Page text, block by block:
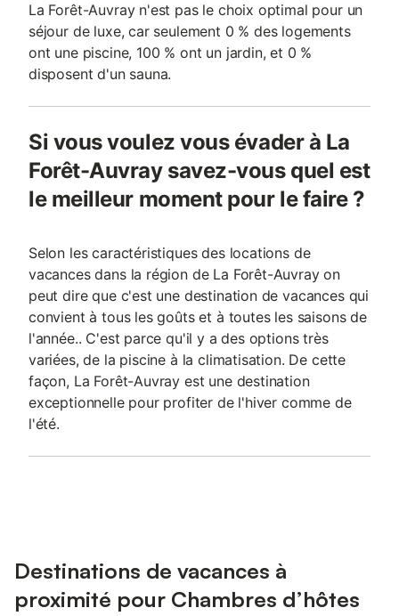
La Forêt-Auvray n'est pas le choix optimal pour un
séjour de luxe, car seulement 0 % des logements
ont une piscine, 100 % ont un jardin, et 0 %
disposent d'un sauna.
Si vous voulez vous évader à La
Forêt-Auvray savez-vous quel est
le meilleur moment pour le faire ?
Selon les caractéristiques des locations de
vacances dans la région de La Forêt-Auvray on
peut dire que c'est une destination de vacances qui
convient à tous les goûts et à toutes les saisons de
l'année.. C'est parce qu'il y a des options très
variées, de la piscine à la climatisation. De cette
façon, La Forêt-Auvray est une destination
exceptionnelle pour profiter de l'hiver comme de
l'été.
Destinations de vacances à
proximité pour Chambres d’hôtes